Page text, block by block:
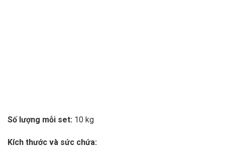
Số lượng mỗi set: 10 kg
Kích thước và sức chứa: